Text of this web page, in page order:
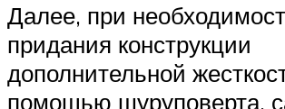
Далее, при
придания конструкции
дополнительной
помощью шуруповерта,